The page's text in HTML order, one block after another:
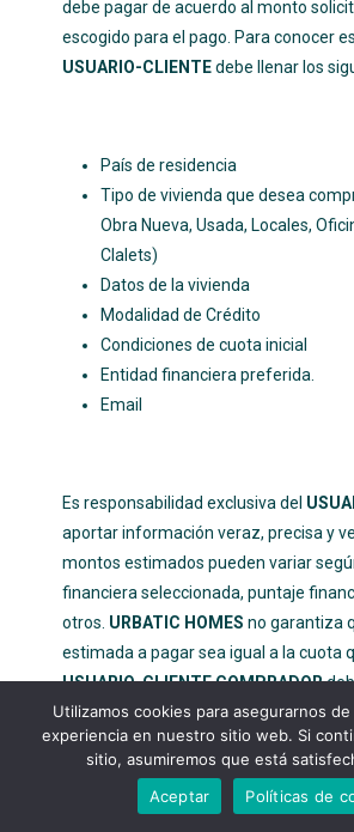
debe pagar de acuerdo al monto
escogido para el pago. Para conocer
USUARIO-CLIENTEdebe llenar los
País de residencia
Tipo de vivienda que desea
Obra Nueva, Usada, Locales,
Clalets)
Datos de la vivienda
Modalidad de Crédito
Condiciones de cuota inicial
Entidad financiera preferida.
Email
Es responsabilidad exclusiva del
aportar información veraz, precisa y
montos estimados pueden variar
financiera seleccionada, puntaje
otros. URBATIC HOMES no garantiza
estimada a pagar sea igual a la cuota
USUARIO-CLIENTE COMPRADOR
dependerá de la tasa de interés
momento de desembolso del crédito.
Utilizamos cookies para asegurarnos
experiencia en nuestro sitio web. Si
sitio, asumiremos que está
Aceptar
Políticas de